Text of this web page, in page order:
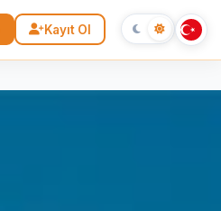
Kayıt Ol